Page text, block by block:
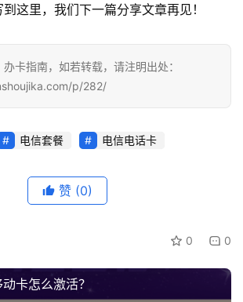
这里，我们下一篇分享文章再见！
卡指南，如若转载，请注明出处：
p/282/
电信套餐 电信电话卡
赞 (0)
0 0
卡怎么激活？